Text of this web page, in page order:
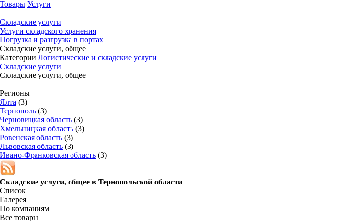
Товары Услуги
Складские услуги
Услуги складского хранения
Погрузка и разгрузка в портах
Складские услуги, общее
Категории Логистические и складские услуги
Складские услуги
Складские услуги, общее
Регионы
Ялта (3)
Тернополь (3)
Черновицкая область (3)
Хмельницкая область (3)
Ровенская область (3)
Львовская область (3)
Ивано-Франковская область (3)
Складские услуги, общее в Тернопольской области
Список
Галерея
По компаниям
Все товары